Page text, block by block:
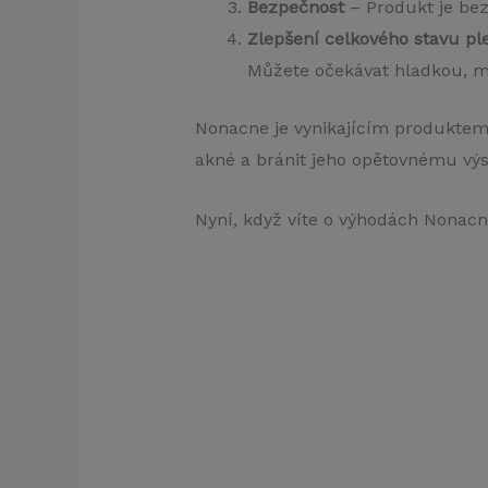
Bezpečnost– Produkt je
Zlepšení celkového stavu
Můžete očekávat hladkou,
Nonacne je vynikajícím
akné a bránit jeho opětovnému
Nyní, když víte o výhodách